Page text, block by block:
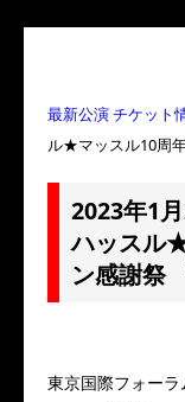
最新公演 チケット
ル★マッスル10周
2023年1
ハッスル
ン感謝祭
東京国際フォー